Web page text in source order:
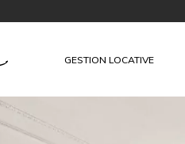
GESTION LOCATIVE